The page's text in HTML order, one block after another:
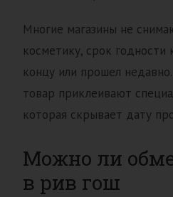
Многие магазины не
косметику, срок
концу или прошел
товар приклеивают
которая скрывает дату
Можно ли
в рив гош